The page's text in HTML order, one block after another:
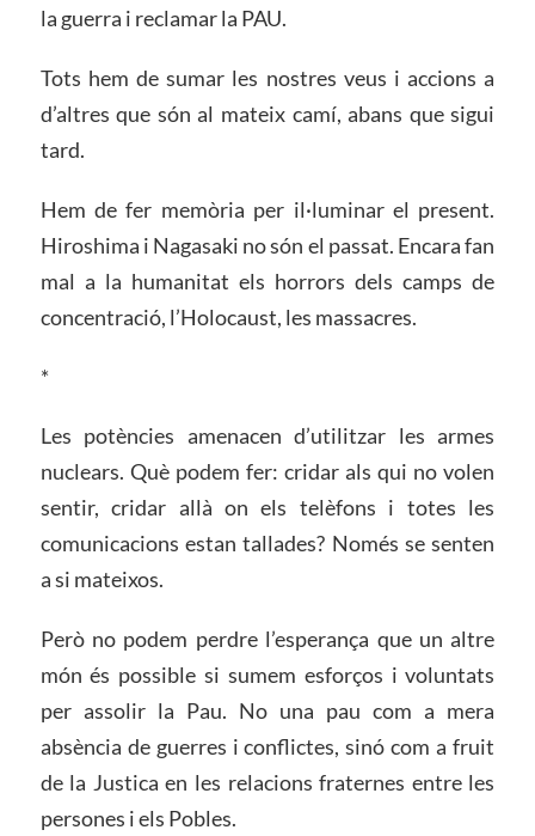
la guerra i reclamar la PAU.
Tots hem de sumar les nostres veus i accions a
d’altres que són al mateix camí, abans que sigui
tard.
Hem de fer memòria per il·luminar el present.
Hiroshima i Nagasaki no són el passat. Encara fan
mal a la humanitat els horrors dels camps de
concentració, l’Holocaust, les massacres.
*
Les potències amenacen d’utilitzar les armes
nuclears. Què podem fer: cridar als qui no volen
sentir, cridar allà on els telèfons i totes les
comunicacions estan tallades? Només se senten
a si mateixos.
Però no podem perdre l’esperança que un altre
món és possible si sumem esforços i voluntats
per assolir la Pau. No una pau com a mera
absència de guerres i conflictes, sinó com a fruit
de la Justica en les relacions fraternes entre les
persones i els Pobles.